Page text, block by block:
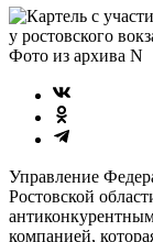
Фото из архива N
Управление
Ростовской
компанией,